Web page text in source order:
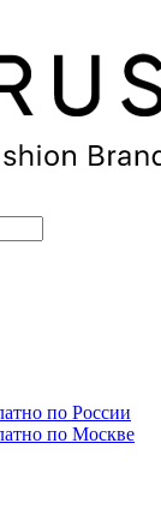
по России
по Москве